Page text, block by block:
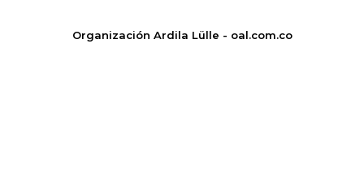
Organización Ardila Lülle - oal.com.co